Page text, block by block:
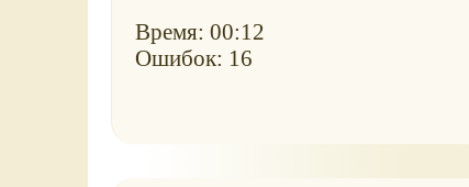
Время: 00:12
Ошибок: 16